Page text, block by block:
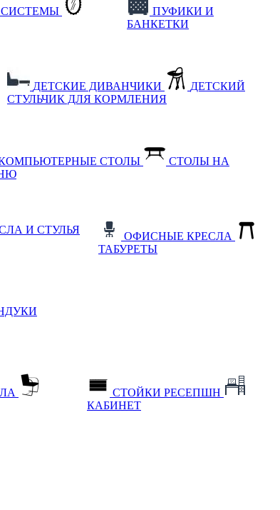
СИСТЕМЫ
ПУФИКИ И
БАНКЕТКИ
ДЕТСКИЕ ДИВАНЧИКИ
ДЕТСКИЙ
СТУЛЬЧИК ДЛЯ КОРМЛЕНИЯ
СТОЛЫ
СТОЛЫ НА
И СТУЛЬЯ
ОФИСНЫЕ КРЕСЛА
ТАБУРЕТЫ
СТОЙКИ РЕСЕПШН
КАБИНЕТ